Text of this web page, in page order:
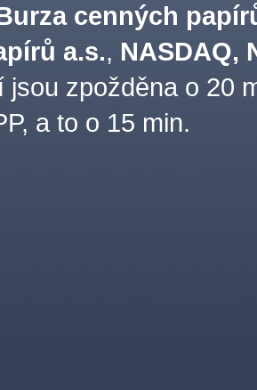
cenných
a.s., NASDAQ,
jsou zpožděna o 20
a to o 15 min.